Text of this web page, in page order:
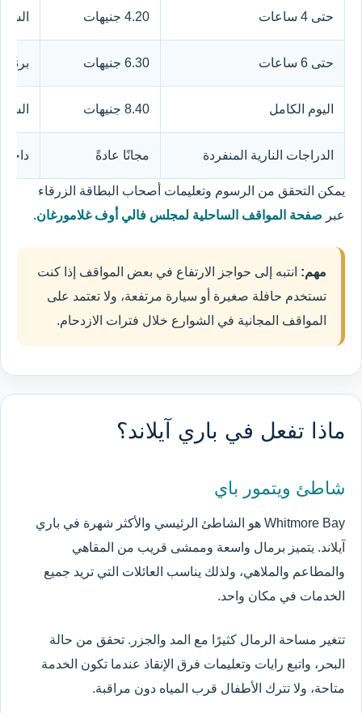
حتى 4 ساعات 4.20 جنيهات
حتى 6 ساعات 6.30 جنيهات
اليوم الكامل 8.40 جنيهات
الدراجات النارية المنفردة مجانًا عادةً داخل
يمكن التحقق من الرسوم وتعليمات أصحاب البطاقة الزرقاء
عبر صفحة المواقف الساحلية لمجلس فالي أوف غلامورغان.
مهم: انتبه إلى حواجز الارتفاع في بعض المواقف إذا كنت
تستخدم حافلة صغيرة أو سيارة مرتفعة، ولا تعتمد على
المواقف المجانية في الشوارع خلال فترات الازدحام.
ماذا تفعل في باري آيلاند؟
شاطئ ويتمور باي
Whitmore Bay هو الشاطئ الرئيسي والأكثر شهرة في باري
آيلاند. يتميز برمال واسعة وممشى قريب من المقاهي
والمطاعم والملاهي، ولذلك يناسب العائلات التي تريد جميع
الخدمات في مكان واحد.
تتغير مساحة الرمال كثيرًا مع المد والجزر. تحقق من حالة
البحر، واتبع رايات وتعليمات فرق الإنقاذ عندما تكون الخدمة
متاحة، ولا تترك الأطفال قرب المياه دون مراقبة.